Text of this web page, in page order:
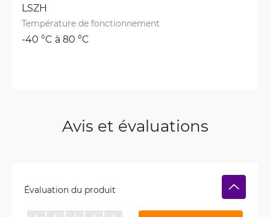
LSZH
Température de fonctionnement
-40 °C à 80 °C
Avis et évaluations
Évaluation du produit